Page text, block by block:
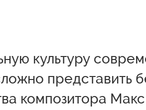
культуру
представить
композитора